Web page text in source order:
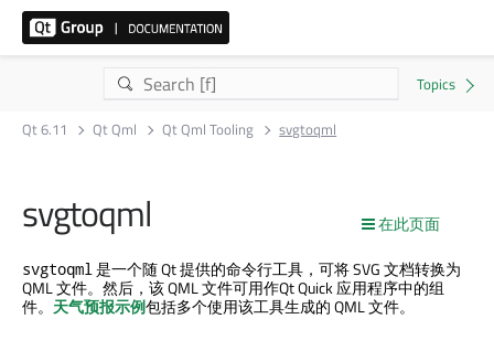
Qt 6.11 Qt Qml Qt Qml Tooling svgtoqml
在此页面
svgtoqml
svgtoqml 是一个随 Qt 提供的命令行工具，可将 SVG 文档转换为
QML 文件。然后，该 QML 文件可用作Qt Quick应用程序中的组
件。 天气预报示例包括多个使用该工具生成的 QML 文件。